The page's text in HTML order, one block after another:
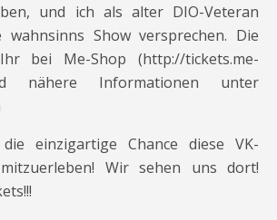
und ich als alter DIO-Veteran
Show versprechen. Die
bei Me-Shop (http://tickets.me-
nähere Informationen unter
einzigartige Chance diese VK-
Wir sehen uns dort!